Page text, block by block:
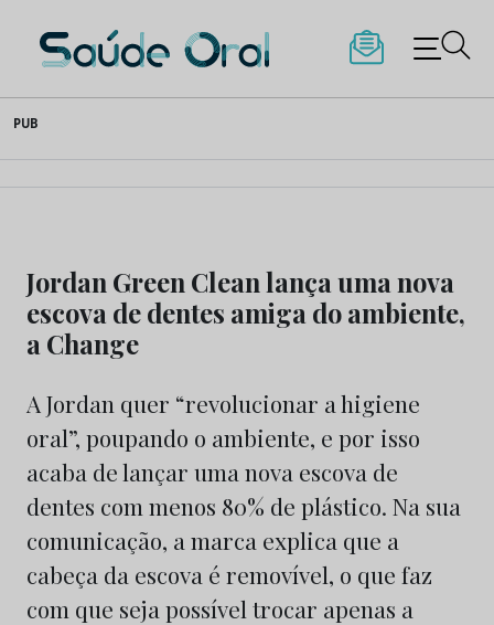
to
content
Saúde Oral
PUB
Jordan Green Clean lança uma nova
escova de dentes amiga do ambiente,
a Change
A Jordan quer “revolucionar a higiene
oral”, poupando o ambiente, e por isso
acaba de lançar uma nova escova de
dentes com menos 80% de plástico. Na sua
comunicação, a marca explica que a
cabeça da escova é removível, o que faz
com que seja possível trocar apenas a